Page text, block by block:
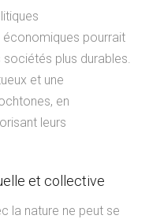
économiques pourrait
plus durables.
et une
en
leurs
et collective
la nature ne peut se